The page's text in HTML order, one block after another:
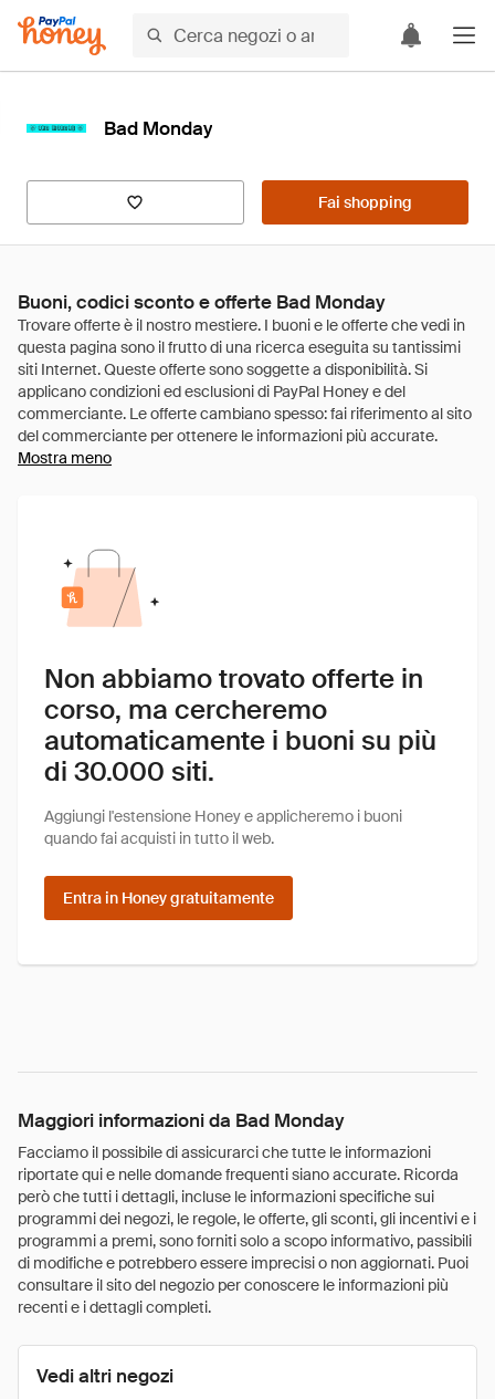
Bad Monday
Fai shopping
Buoni, codici sconto e offerte Bad Monday
Mostra meno
Non abbiamo trovato offerte in
corso, ma cercheremo
automaticamente i buoni su più
di 30.000 siti.
Aggiungi l'estensione Honey e applicheremo i buoni
quando fai acquisti in tutto il web.
Entra in Honey gratuitamente
Maggiori informazioni da Bad Monday
Facciamo il possibile di assicurarci che tutte le informazioni
riportate qui e nelle domande frequenti siano accurate. Ricorda
però che tutti i dettagli, incluse le informazioni specifiche sui
programmi dei negozi, le regole, le offerte, gli sconti, gli incentivi e i
programmi a premi, sono forniti solo a scopo informativo, passibili
di modifiche e potrebbero essere imprecisi o non aggiornati. Puoi
consultare il sito del negozio per conoscere le informazioni più
recenti e i dettagli completi.
Vedi altri negozi